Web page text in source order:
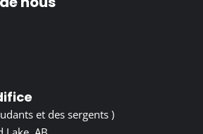
et des sergents )